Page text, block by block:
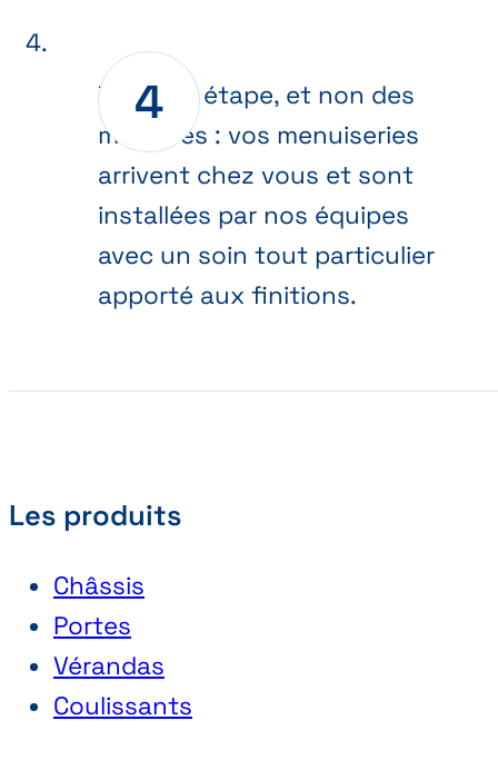
Dernière étape, et non des
moindres : vos menuiseries
arrivent chez vous et sont
installées par nos équipes
avec un soin tout particulier
apporté aux finitions.
Les produits
Châssis
Portes
Vérandas
Coulissants